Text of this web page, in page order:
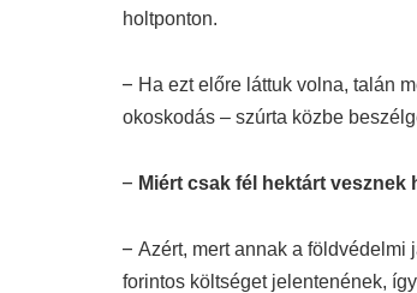
holtponton.
– Ha ezt előre láttuk volna, talán
okoskodás – szúrta közbe
– Miért csak fél hektárt
– Azért, mert annak a
forintos költséget jelentenének,